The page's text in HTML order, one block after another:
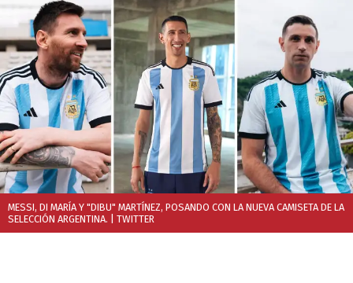
MESSI, DI MARÍA Y "DIBU" MARTÍNEZ, POSANDO CON LA NUEVA CAMISETA DE LA
SELECCIÓN ARGENTINA. | TWITTER